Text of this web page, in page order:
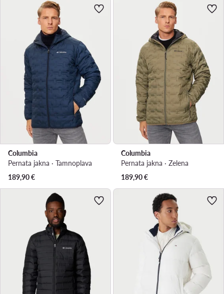
Columbia
Pernata jakna · Tamnoplava
189,90€
Columbia
Pernata jakna · Zelena
189,90€